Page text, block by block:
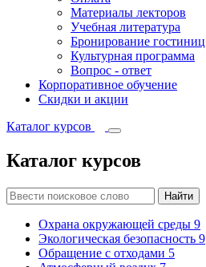
Материалы лекторов
Учебная литература
Бронирование гостиниц
Культурная программа
Вопрос - ответ
Корпоративное обучение
Скидки и акции
Каталог курсов
Каталог курсов
Найти
Охрана окружающей среды 9
Экологическая безопасность 9
Обращение с отходами 5